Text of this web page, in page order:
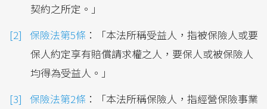
契約之所定。」
保險法第5條 ：「本法所稱受益人，指被保險人或要
保人約定享有賠償請求權之人，要保人或被保險人
均得為受益人。」
保險法第2條 ：「本法所稱保險人，指經營保險事業